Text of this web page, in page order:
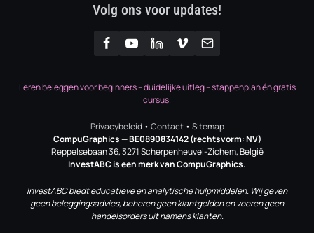
Volg ons voor updates!
Leren beleggen voor beginners – duidelijke uitleg – stappenplan én gratis
cursus.
Privacybeleid • Contact• Sitemap
CompuGraphics— BE0890834142 (rechtsvorm: NV)
Reppelsebaan 36, 3271 Scherpenheuvel-Zichem, België
InvestABC is een merk van CompuGraphics.
InvestABC biedt educatieve en analytische hulpmiddelen. Wij geven
geen beleggingsadvies, beheren geen klantgelden en voeren geen
handelsorders uit namens klanten.